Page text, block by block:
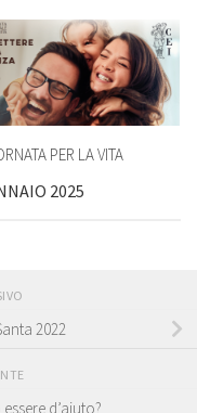
PER LA VITA
2025
2022
d’aiuto?